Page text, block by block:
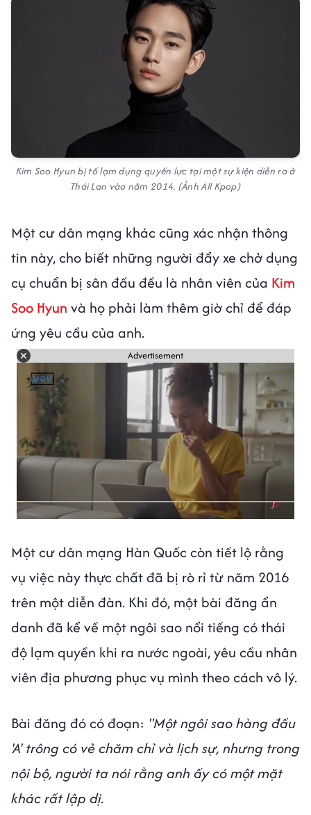
Kim Soo Hyun bị tố lạm dụng quyền lực tại một sự kiện diễn ra ở
Thái Lan vào năm 2014. (Ảnh All Kpop)
Một cư dân mạng khác cũng xác nhận thông
tin này, cho biết những người đẩy xe chở dụng
cụ chuẩn bị sân đấu đều là nhân viên của Kim
Soo Hyun và họ phải làm thêm giờ chỉ để đáp
ứng yêu cầu của anh.
Advertisement
Một cư dân mạng Hàn Quốc còn tiết lộ rằng
vụ việc này thực chất đã bị rò rỉ từ năm 2016
trên một diễn đàn. Khi đó, một bài đăng ẩn
danh đã kể về một ngôi sao nổi tiếng có thái
độ lạm quyền khi ra nước ngoài, yêu cầu nhân
viên địa phương phục vụ mình theo cách vô lý.
Bài đăng đó có đoạn: "Một ngôi sao hàng đầu
'A' trông có vẻ chăm chỉ và lịch sự, nhưng trong
nội bộ, người ta nói rằng anh ấy có một mặt
khác rất lập dị.